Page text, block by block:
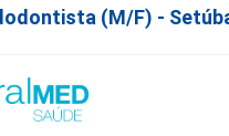
(M/F) -